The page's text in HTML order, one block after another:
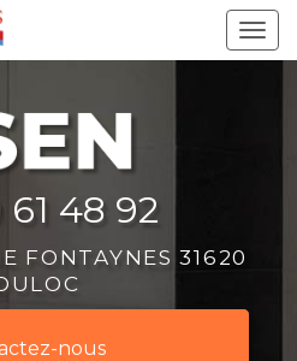
48 92
FONTAYNES 31620
nous